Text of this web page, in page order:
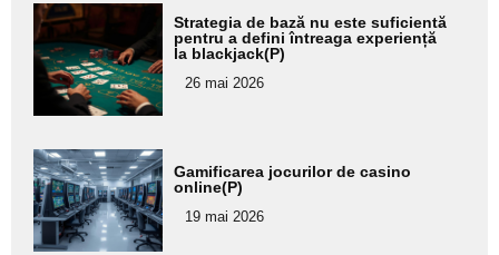
Adaugă
aici textul
pentru
subtitlu
Strategia de bază nu este suficientă
pentru a defini întreaga experiență
la blackjack(P)
26 mai 2026
Adaugă
aici textul
pentru
subtitlu
Gamificarea jocurilor de casino
online(P)
19 mai 2026